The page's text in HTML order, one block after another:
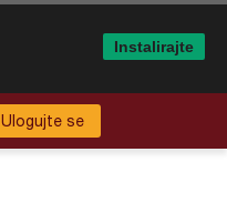
Ulogujte se
Instalirajte